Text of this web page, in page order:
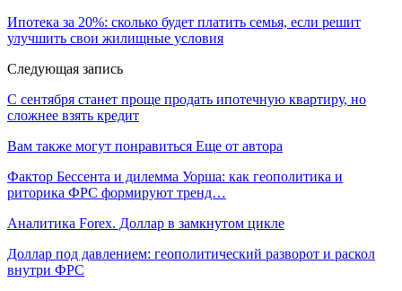
Ипотека за 20%: сколько будет платить семья, если решит
улучшить свои жилищные условия
Следующая запись
С сентября станет проще продать ипотечную квартиру, но
сложнее взять кредит
Вам также могут понравиться Еще от автора
Фактор Бессента и дилемма Уорша: как геополитика и
риторика ФРС формируют тренд…
Аналитика Forex. Доллар в замкнутом цикле
Доллар под давлением: геополитический разворот и раскол
внутри ФРС